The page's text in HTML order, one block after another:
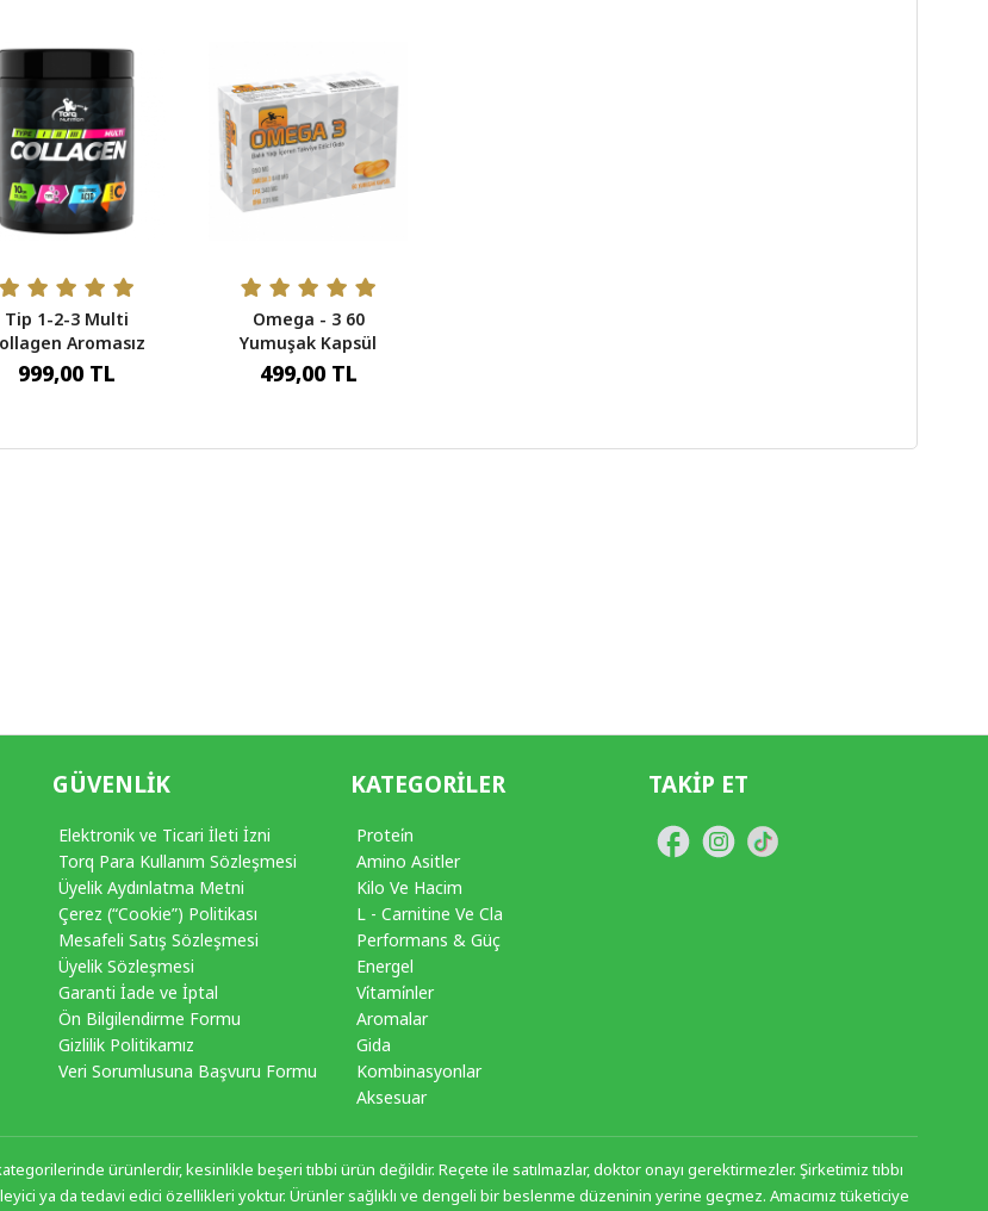
Tip 1-2-3 Multi
Aromasız
300 Gr - 30 Servis
999,00 TL
Omega - 3 60
Yumuşak Kapsül
499,00 TL
GÜVENLIK
Elektronik ve Ticari İleti İzni
Torq Para Kullanım Sözleşmesi
Üyelik Aydınlatma Metni
Çerez (“Cookie”) Politikası
Mesafeli Satış Sözleşmesi
Üyelik Sözleşmesi
Garanti İade ve İptal
Ön Bilgilendirme Formu
Gizlilik Politikamız
Veri Sorumlusuna Başvuru Formu
KATEGORILER
Protei̇n
Amino Asitler
Kilo Ve Hacim
L - Carnitine Ve Cla
Performans & Güç
Energel
Vi̇tami̇nler
Aromalar
Gida
Kombinasyonlar
Aksesuar
TAKIP ET
ürünlerdir, kesinlikle beşeri tıbbi ürün değildir. Reçete ile satılmazlar, doktor onayı gerektirmezler. Şirketimiz tıbbı
ya da tedavi edici özellikleri yoktur. Ürünler sağlıklı ve dengeli bir beslenme düzeninin yerine geçmez. Amacımız tüketiciye